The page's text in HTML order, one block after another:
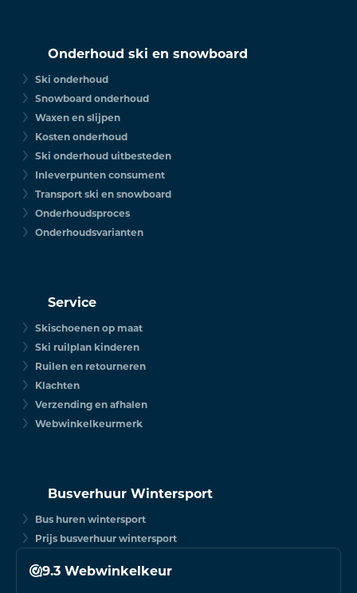
Onderhoud ski en snowboard
Ski onderhoud
Snowboard onderhoud
Waxen en slijpen
Kosten onderhoud
Ski onderhoud uitbesteden
Inleverpunten consument
Transport ski en snowboard
Onderhoudsproces
Onderhoudsvarianten
Service
Skischoenen op maat
Ski ruilplan kinderen
Ruilen en retourneren
Klachten
Verzending en afhalen
Webwinkelkeurmerk
Busverhuur Wintersport
Bus huren wintersport
Prijs busverhuur wintersport
9.3 Webwinkelkeur